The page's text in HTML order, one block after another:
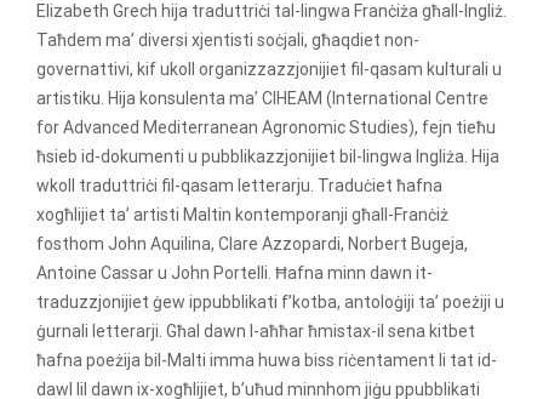
Elizabeth Grech hija traduttriċi tal-lingwa Franċiża għall-Ingliż.
Taħdem ma’ diversi xjentisti soċjali, għaqdiet non-
governattivi, kif ukoll organizzazzjonijiet fil-qasam kulturali u
artistiku. Hija konsulenta ma’ CIHEAM (International Centre
for Advanced Mediterranean Agronomic Studies), fejn tieħu
ħsieb id-dokumenti u pubblikazzjonijiet bil-lingwa Ingliża. Hija
wkoll traduttriċi fil-qasam letterarju. Traduċiet ħafna
xogħlijiet ta’ artisti Maltin kontemporanji għall-Franċiż
fosthom John Aquilina, Clare Azzopardi, Norbert Bugeja,
Antoine Cassar u John Portelli. Ħafna minn dawn it-
traduzzjonijiet ġew ippubblikati f’kotba, antoloġiji ta’ poeżiji u
ġurnali letterarji. Għal dawn l-aħħar ħmistax-il sena kitbet
ħafna poeżija bil-Malti imma huwa biss riċentament li tat id-
dawl lil dawn ix-xogħlijiet, b’uħud minnhom jiġu ppubblikati